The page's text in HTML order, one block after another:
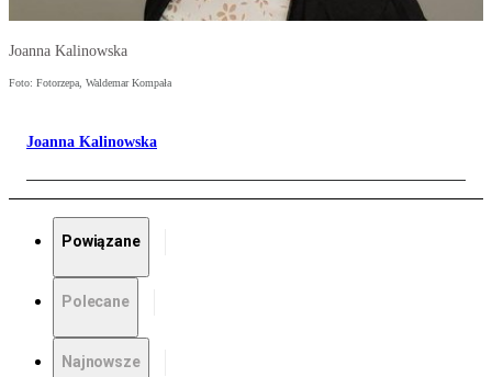
Joanna Kalinowska
Foto: Fotorzepa, Waldemar Kompała
Joanna Kalinowska
Powiązane
Polecane
Najnowsze